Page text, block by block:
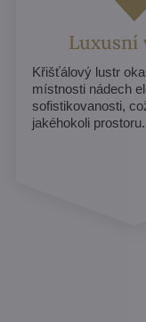
Luxusní
Křišťálový lustr
místnosti nádech
sofistikovanosti,
jakéhokoli prostoru.